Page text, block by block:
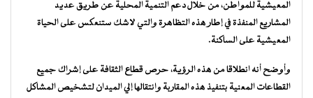
المعيشية للمواطن، من خلال دعم التنمية المحلية عن طريق عديد
المشاريع المنفذة في إطار هذه التظاهرة والتي لاشك ستنعكس على الحياة
المعيشية على الساكنة.
وأوضح أنه انطلاقا من هذه الرؤية، حرص قطاع الثقافة على إشراك جميع
القطاعات المعنية بتنفيذ هذه المقاربة وانتقالها إلي الميدان لتشخيص المشاكل